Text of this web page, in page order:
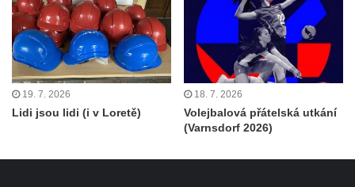
19. 7. 2026
Lidi jsou lidi (i v Loretě)
18. 7. 2026
Volejbalová přátelská utkání
(Varnsdorf 2026)